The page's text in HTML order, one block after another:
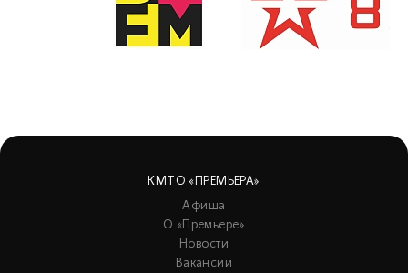
КМТО «ПРЕМЬЕРА»
Афиша
О «Премьере»
Новости
Вакансии